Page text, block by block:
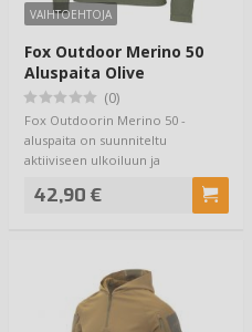
VAIHTOEHTOJA
Fox Outdoor Merino 50
Aluspaita Olive
(0)
Fox Outdoorin Merino 50 -
aluspaita on suunniteltu
aktiiviseen ulkoiluun ja
42,90 €